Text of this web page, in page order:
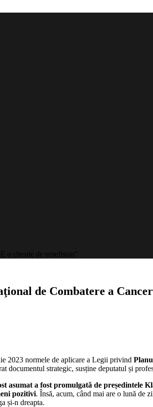
o chestie de umefistan”
de Combatere a
2023 normele de aplicare a Legii privind
documentul strategic, susține deputatul și
asumat a fost promulgată de președintele
pozitivi. Însă, acum, când mai are o lună de
și-n dreapta.